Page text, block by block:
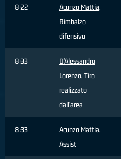
8:22 Acunzo Mattia,
Rimbalzo
difensivo
8:33
D'Alessandro
Lorenzo, Tiro
realizzato
dall'area
8:33 Acunzo Mattia,
Assist